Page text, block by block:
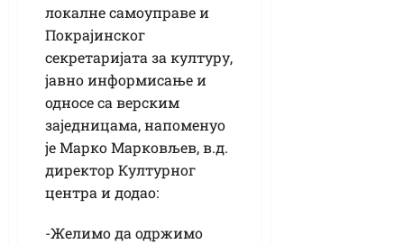
локалне самоуправе и
Покрајинског
секретаријата за културу,
јавно информисање и
односе са верским
заједницама, напоменуо
је Марко Марковљев, в.д.
директор Културног
центра и додао:
-Желимо да одржимо